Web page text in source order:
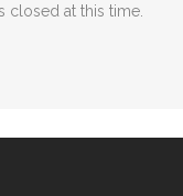
closed at this time.